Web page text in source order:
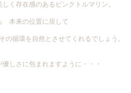
く存在感のあるピンクトルマリン。
本来の位置に戻して
循環を自然とさせてくれるでしょう。
しさに包まれますように・・・